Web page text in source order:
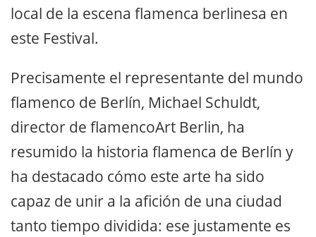
local de la escena flamenca berlinesa en
este Festival.
Precisamente el representante del mundo
flamenco de Berlín, Michael Schuldt,
director de flamencoArt Berlin, ha
resumido la historia flamenca de Berlín y
ha destacado cómo este arte ha sido
capaz de unir a la afición de una ciudad
tanto tiempo dividida: ese justamente es